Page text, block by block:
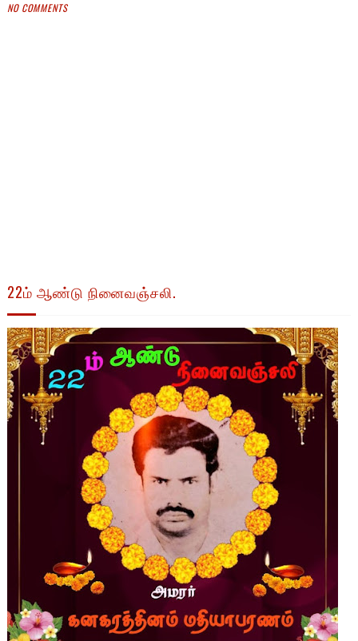
NO COMMENTS
22ம் ஆண்டு நினைவஞ்சலி.